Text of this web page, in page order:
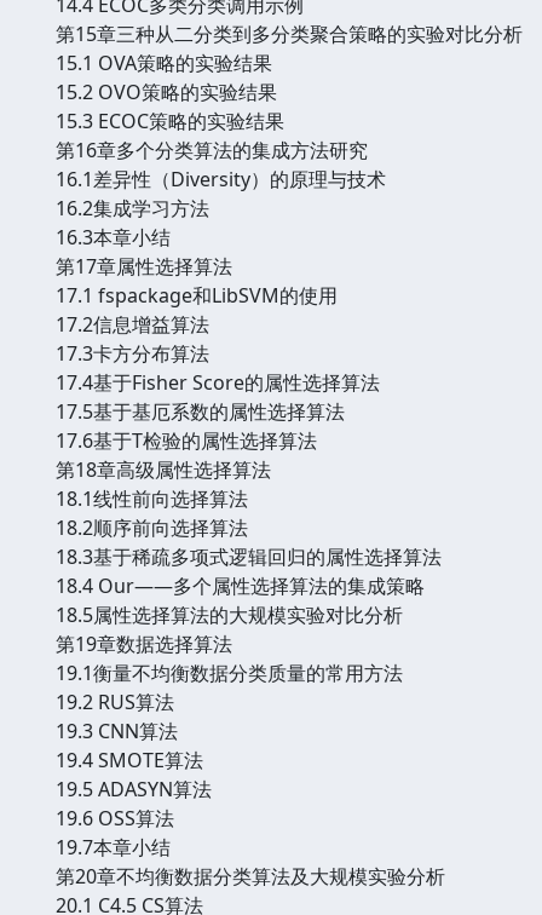
第15章三种从二分类到多分类聚合策略的实验对比分析
15.1 OVA策略的实验结果
15.2 OVO策略的实验结果
15.3 ECOC策略的实验结果
第16章多个分类算法的集成方法研究
16.1差异性（Diversity）的原理与技术
16.2集成学习方法
16.3本章小结
第17章属性选择算法
17.1 fspackage和LibSVM的使用
17.2信息增益算法
17.3卡方分布算法
17.4基于Fisher Score的属性选择算法
17.5基于基厄系数的属性选择算法
17.6基于T检验的属性选择算法
第18章高级属性选择算法
18.1线性前向选择算法
18.2顺序前向选择算法
18.3基于稀疏多项式逻辑回归的属性选择算法
18.4 Our——多个属性选择算法的集成策略
18.5属性选择算法的大规模实验对比分析
第19章数据选择算法
19.1衡量不均衡数据分类质量的常用方法
19.2 RUS算法
19.3 CNN算法
19.4 SMOTE算法
19.5 ADASYN算法
19.6 OSS算法
19.7本章小结
第20章不均衡数据分类算法及大规模实验分析
20.1 C4.5 CS算法